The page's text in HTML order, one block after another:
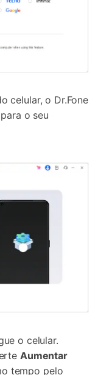
celular, o Dr.Fone
o seu
o celular.
Aumentar
tempo pelo